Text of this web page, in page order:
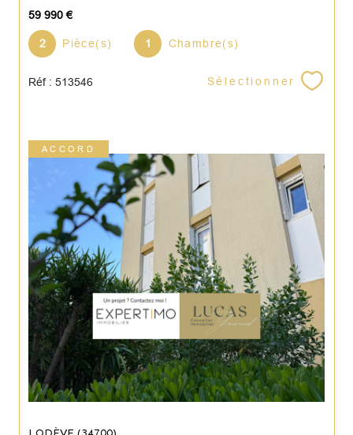
59 990 €
2 Pièce(s) 1 Chambre(s)
Réf : 513546 Sélectionner
ACCORD